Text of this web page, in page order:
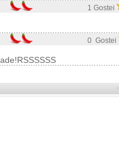
1 Gostei
0 Gostei